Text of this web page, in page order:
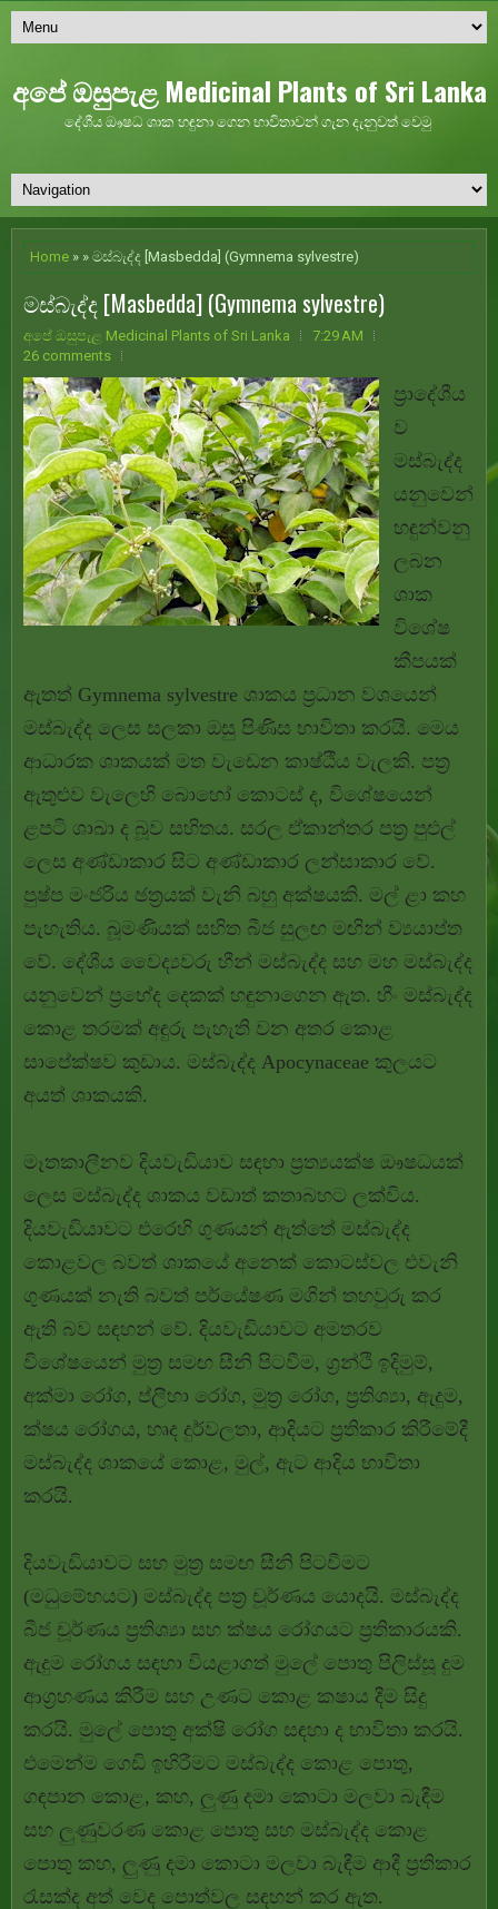
අපේ ඔසුපැළ Medicinal Plants of Sri Lanka
දේශීය ඖෂධ ශාක හඳුනා ගෙන භාවිතාවන් ගැන දැනුවත් වෙමු
Home » » මස්බැද්ද [Masbedda] (Gymnema sylvestre)
මස්බැද්ද [Masbedda] (Gymnema sylvestre)
අපේ ඔසුපැළ Medicinal Plants of Sri Lanka
7:29 AM
26 comments
ප්‍රාදේශීය
ව
මස්බැද්ද
යනුවෙන්
හඳුන්වනු
ලබන
ශාක
විශේෂ
කීපයක්
ඇතත් Gymnema sylvestre ශාකය ප්‍රධාන වශයෙන්
මස්බැද්ද ලෙස සලකා ඔසු පිණිස භාවිතා කරයි. මෙය
ආධාරක ශාකයක් මත වැඩෙන කාෂ්ඨීය වැලකි. පත්‍ර
ඇතුළුව වැලෙහි බොහෝ කොටස් ද, විශේෂයෙන්
ළපටි ශාඛා ද බූව සහිතය. සරල ඒකාන්තර පත්‍ර පුළුල්
ලෙස අණ්ඩාකාර සිට අණ්ඩාකාර ලන්සාකාර වේ.
පුෂ්ප මංජරිය ඡත්‍රයක් වැනි බහු අක්ෂයකි. මල් ළා කහ
පැහැතිය. බූමණියක් සහිත බීජ සුලඟ මඟින් ව්‍යයාප්ත
වේ. දේශීය වෛද්‍යවරු හීන් මස්බැද්ද සහ මහ මස්බැද්ද
යනුවෙන් ප්‍රභේද දෙකක් හඳුනාගෙන ඇත. හීං මස්බැද්ද
කොළ තරමක් අඳුරු පැහැති වන අතර කොළ
සාපේක්ෂව කුඩාය. මස්බැද්ද Apocynaceae කුලයට
අයත් ශාකයකි.
මෑතකාලීනව දියවැඩියාව සඳහා ප්‍රත්‍යයක්ෂ ඖෂධයක්
ලෙස මස්බැද්ද ශාකය වඩාත් කතාබහට ලක්විය.
දියවැඩියාවට එරෙහි ගුණයන් ඇත්තේ මස්බැද්ද
කොළවල බවත් ශාකයේ අනෙක් කොටස්වල එවැනි
ගුණයක් නැති බවත් පර්යේෂණ මගින් තහවුරු කර
ඇති බව සඳහන් වේ. දියවැඩියාවට අමතරව
විශේෂයෙන් මුත්‍ර සමඟ සීනි පිටවීම, ග්‍රන්ථි ඉදිමුම්,
අක්මා රෝග, ප්ලීහා රෝග, මුත්‍ර රෝග, ප්‍රතිශ්‍යා, ඇදුම,
ක්ෂය රෝගය, හෘද දුර්වලතා, ආදියට ප්‍රතිකාර කිරීමේදී
මස්බැද්ද ශාකයේ කොළ, මුල්, ඇට ආදිය භාවිතා
කරයි.
දියවැඩියාවට සහ මුත්‍ර සමඟ සීනි පිටවීමට
(මධුමේහයට) මස්බැද්ද පත්‍ර චූර්ණය යොදයි. මස්බැද්ද
බීජ චූර්ණය ප්‍රතිශ්‍යා සහ ක්ෂය රෝගයට ප්‍රතිකාරයකි.
ඇදුම රෝගය සඳහා වියළාගත් මුලේ පොතු පිලිස්සූ දුම
ආග්‍රහණය කිරීම සහ උණට කොළ කෂාය දීම සිදු
කරයි. මුලේ පොතු අක්ෂි රෝග සඳහා ද භාවිතා කරයි.
එමෙන්ම ගෙඩි ඉහිරීමට මස්බැද්ද කොළ පොතු,
ගඳපාන කොළ, කහ, ලුණු දමා කොටා මලවා බැඳීම
සහ ලුණුවරණ කොළ පොතු සහ මස්බැද්ද කොළ
පොතු කහ, ලුණු දමා කොටා මලවා බැඳීම ආදී ප්‍රතිකාර
රැසක්ද අත් වෙද පොත්වල සඳහන් කර ඇත.